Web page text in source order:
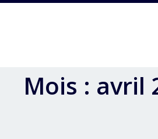
Mois : avril